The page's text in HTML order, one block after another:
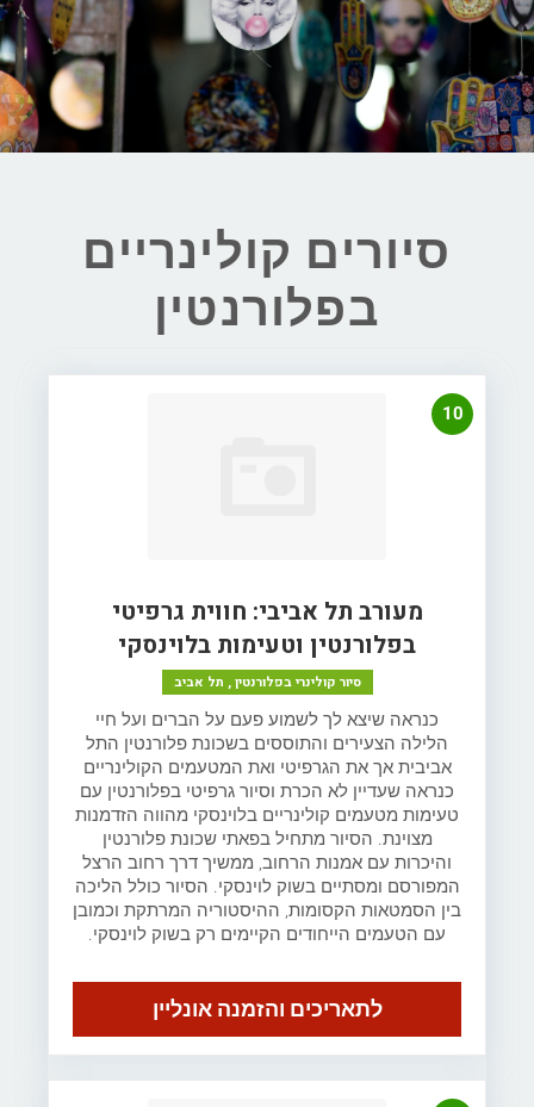
סיורים קולינריים
בפלורנטין
10
מעורב תל אביבי: חווית גרפיטי
בפלורנטין וטעימות בלוינסקי
סיור קולינרי בפלורנטין , תל אביב
כנראה שיצא לך לשמוע פעם על הברים ועל חיי
הלילה הצעירים והתוססים בשכונת פלורנטין התל
אביבית אך את הגרפיטי ואת המטעמים הקולינריים
כנראה שעדיין לא הכרת וסיור גרפיטי בפלורנטין עם
טעימות מטעמים קולינריים בלוינסקי מהווה הזדמנות
מצוינת. הסיור מתחיל בפאתי שכונת פלורנטין
והיכרות עם אמנות הרחוב, ממשיך דרך רחוב הרצל
המפורסם ומסתיים בשוק לוינסקי. הסיור כולל הליכה
בין הסמטאות הקסומות, ההיסטוריה המרתקת וכמובן
עם הטעמים הייחודים הקיימים רק בשוק לוינסקי.
לתאריכים והזמנה אונליין